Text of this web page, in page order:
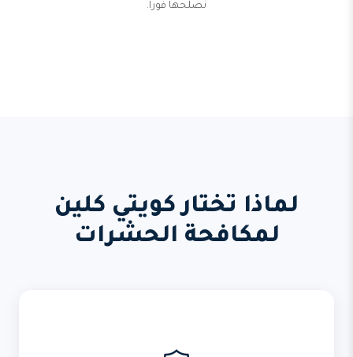
نصلحها فوراً.
لماذا تختار كويتي كلين
لمكافحة الحشرات